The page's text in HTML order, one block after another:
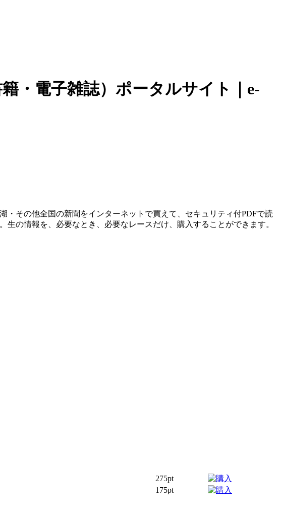
・電子雑誌）ポータルサイト｜e-
・その他全国の新聞をインターネットで買えて、セキュリティ付PDFで読
の情報を、必要なとき、必要なレースだけ、購入することができます。
275pt
175pt